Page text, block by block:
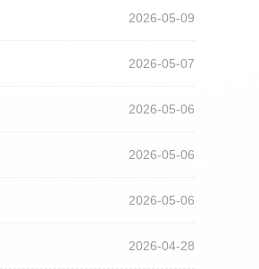
2026-05-09
2026-05-07
2026-05-06
2026-05-06
2026-05-06
2026-04-28